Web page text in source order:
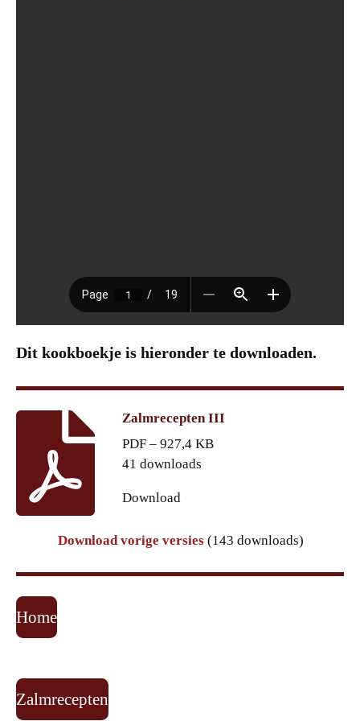
Dit kookboekje is hieronder te downloaden.
Zalmrecepten III
PDF – 927,4 KB
41 downloads
Download
Download vorige versies (143 downloads)
Home
Zalmrecepten